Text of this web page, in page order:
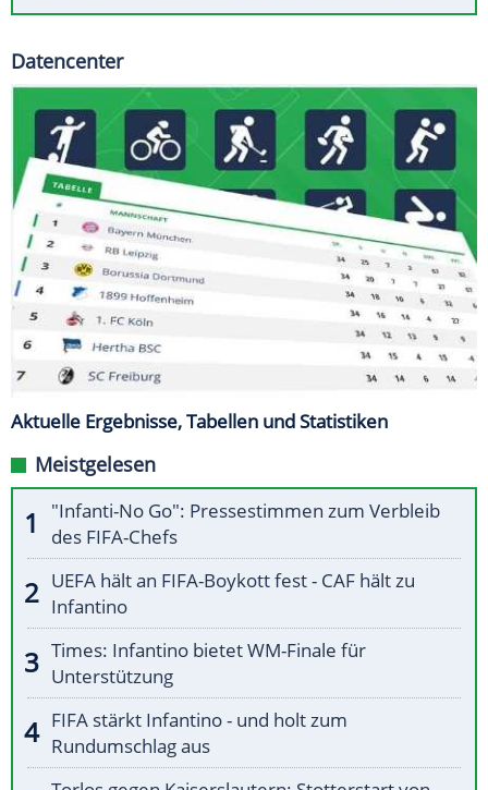
Datencenter
Aktuelle Ergebnisse, Tabellen und Statistiken
Meistgelesen
"Infanti-No Go": Pressestimmen zum Verbleib
des FIFA-Chefs
UEFA hält an FIFA-Boykott fest - CAF hält zu
Infantino
Times: Infantino bietet WM-Finale für
Unterstützung
FIFA stärkt Infantino - und holt zum
Rundumschlag aus